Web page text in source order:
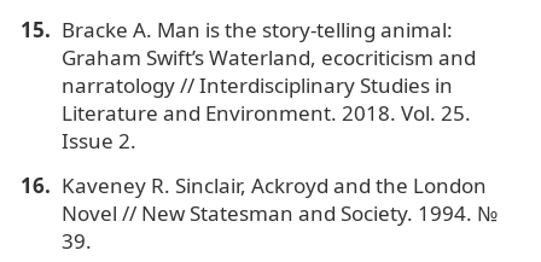
Bracke A. Man is the story-telling animal:
Graham Swift’s Waterland, ecocriticism and
narratology // Interdisciplinary Studies in
Literature and Environment. 2018. Vol. 25.
Issue 2.
Kaveney R. Sinclair, Ackroyd and the London
Novel // New Statesman and Society. 1994. №
39.